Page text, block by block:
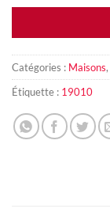
Catégories : Maisons,
Étiquette : 19010